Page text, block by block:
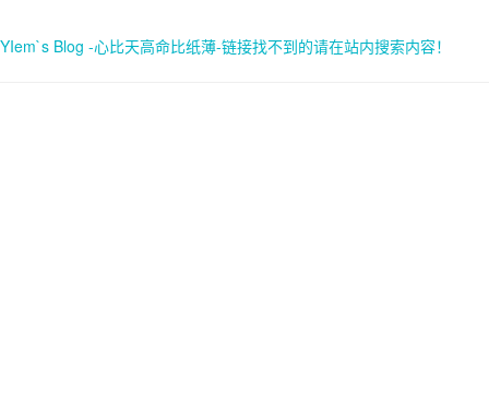
YIem`s Blog -心比天高命比纸薄-链接找不到的请在站内搜索内容！